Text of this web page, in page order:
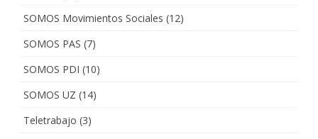
SOMOS Movimientos Sociales (12)
SOMOS PAS (7)
SOMOS PDI (10)
SOMOS UZ (14)
Teletrabajo (3)